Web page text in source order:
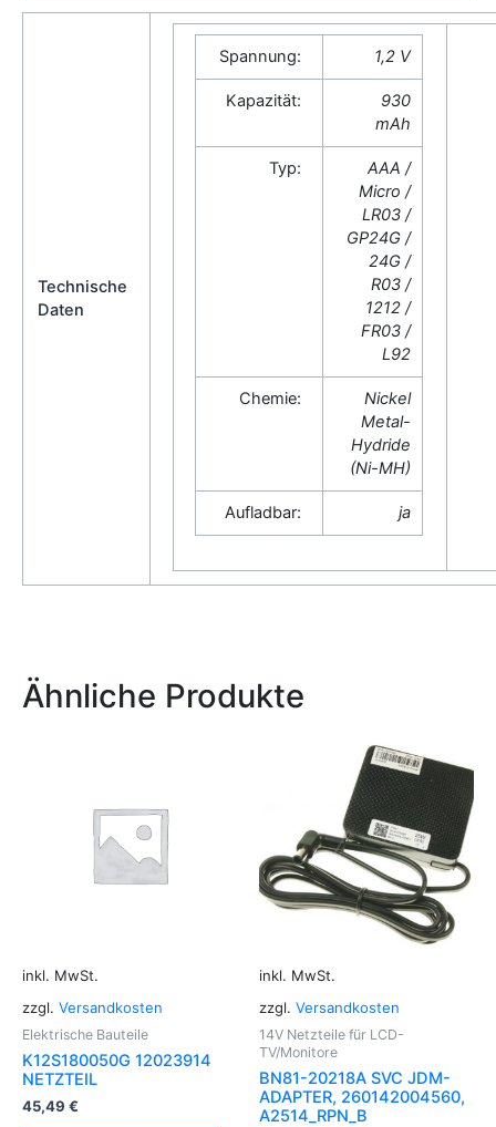
Technische
Daten
Spannung: 1,2 V
Kapazität:
930
mAh
Typ:
AAA /
Micro /
LR03 /
GP24G /
24G /
R03 /
1212 /
FR03 /
L92
Chemie:
Nickel
Metal-
Hydride
(Ni-MH)
Aufladbar: ja
Ähnliche Produkte
inkl. MwSt.
zzgl. Versandkosten
Elektrische Bauteile
K12S180050G 12023914
NETZTEIL
45,49 €
inkl. MwSt.
zzgl. Versandkosten
14V Netzteile für LCD-
TV/Monitore
BN81-20218A SVC JDM-
ADAPTER, 260142004560,
A2514_RPN_B